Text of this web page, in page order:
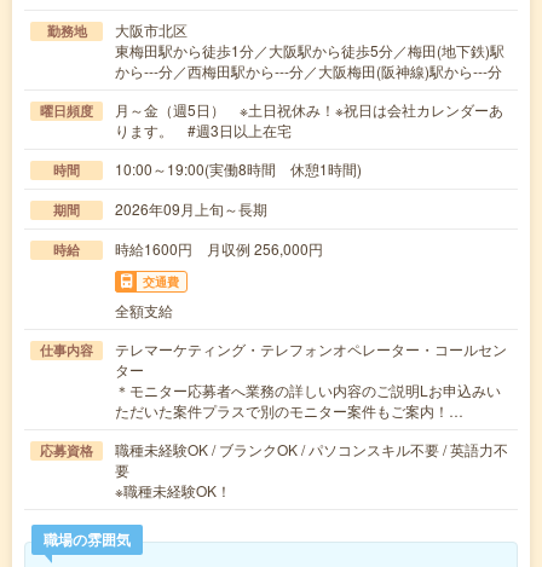
勤務地
大阪市北区
東梅田駅から徒歩1分／大阪駅から徒歩5分／梅田(地下鉄)駅
から---分／西梅田駅から---分／大阪梅田(阪神線)駅から---分
曜日頻度
月～金（週5日） ※土日祝休み！※祝日は会社カレンダーあ
ります。 #週3日以上在宅
時間 10:00～19:00(実働8時間 休憩1時間)
期間 2026年09月上旬～長期
時給 時給1600円 月収例 256,000円
交通費
全額支給
仕事内容
テレマーケティング・テレフォンオペレーター・コールセン
ター
＊モニター応募者へ業務の詳しい内容のご説明Lお申込みい
ただいた案件プラスで別のモニター案件もご案内！…
応募資格
職種未経験OK / ブランクOK / パソコンスキル不要 / 英語力不
要
※職種未経験OK！
職場の雰囲気